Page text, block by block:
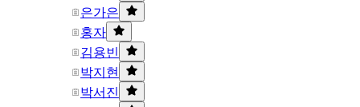
은가은
홍자
김용빈
박지현
박서진